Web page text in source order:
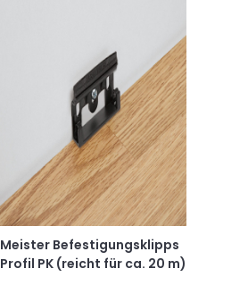
Meister Befestigungsklipps
Profil PK (reicht für ca. 20 m)